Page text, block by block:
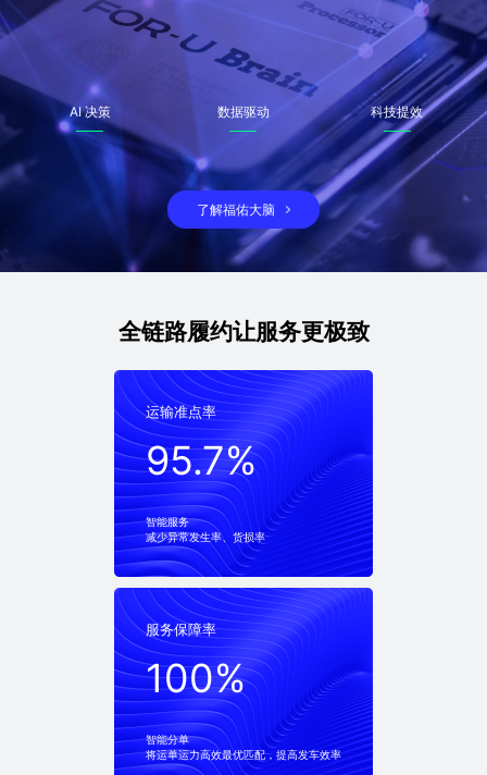
AI 决策 数据驱动 科技提效
了解福佑大脑
全链路履约让服务更极致
运输准点率
95.7%
运输准点率
95.7%
智能服务
减少异常发生率、货损率
服务保障率
100%
服务保障率
100%
智能分单
将运单运力高效最优匹配，提高发车效率